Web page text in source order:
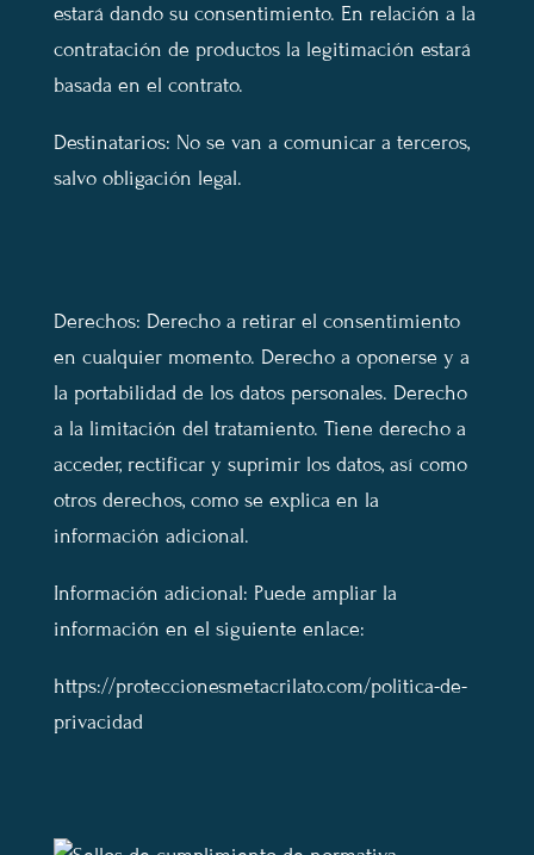
estará dando su consentimiento. En relación a la
contratación de productos la legitimación estará
basada en el contrato.
Destinatarios: No se van a comunicar a terceros,
salvo obligación legal.
Derechos: Derecho a retirar el consentimiento
en cualquier momento. Derecho a oponerse y a
la portabilidad de los datos personales. Derecho
a la limitación del tratamiento. Tiene derecho a
acceder, rectificar y suprimir los datos, así como
otros derechos, como se explica en la
información adicional.
Información adicional: Puede ampliar la
información en el siguiente enlace:
https://proteccionesmetacrilato.com/politica-de-
privacidad